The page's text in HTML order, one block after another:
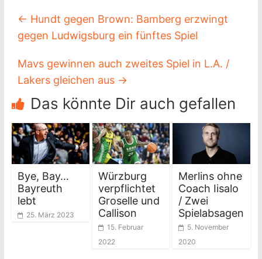
← Hundt gegen Brown: Bamberg erzwingt
gegen Ludwigsburg ein fünftes Spiel
Mavs gewinnen auch zweites Spiel in L.A. /
Lakers gleichen aus →
Das könnte Dir auch gefallen
Bye, Bay…
Bayreuth
lebt
25. März 2023
Würzburg
verpflichtet
Groselle und
Callison
15. Februar
2022
Merlins ohne
Coach Iisalo
/ Zwei
Spielabsagen
5. November
2020